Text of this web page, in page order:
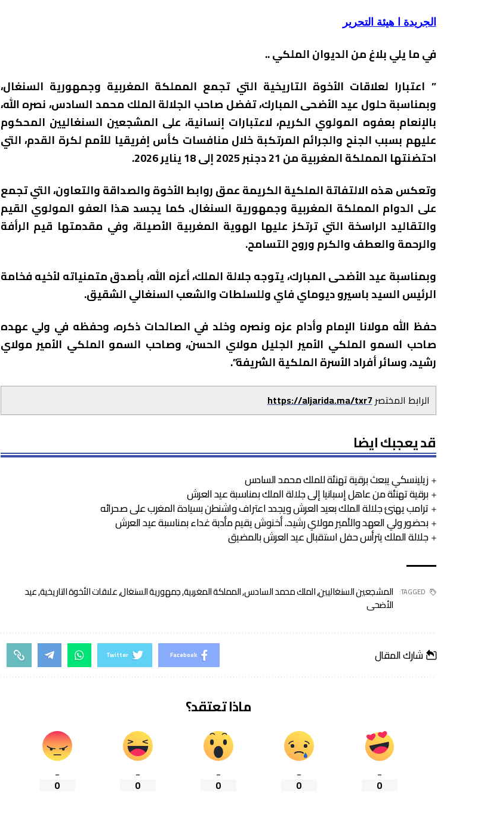
الجريدة ا هيئة التحرير
في ما يلي بلاغ من الديوان الملكي ..
” اعتبارا لعلاقات الأخوة التاريخية التي تجمع المملكة المغربية وجمهورية السنغال،
وبمناسبة حلول عيد الأضحى المبارك، تفضل صاحب الجلالة الملك محمد السادس، نصره الله،
بالإنعام بعفوه المولوي الكريم، لاعتبارات إنسانية، على المشجعين السنغاليين المحكوم
عليهم بسبب الجنح والجرائم المرتكبة خلال منافسات كأس إفريقيا للأمم لكرة القدم، التي
احتضنتها المملكة المغربية من 21 دجنبر 2025 إلى 18 يناير 2026.
وتعكس هذه الالتفاتة الملكية الكريمة عمق روابط الأخوة والصداقة والتعاون، التي تجمع
على الدوام المملكة المغربية وجمهورية السنغال. كما يجسد هذا العفو المولوي القيم
والتقاليد الراسخة التي ترتكز عليها الهوية المغربية الأصيلة، وفي مقدمتها قيم الرأفة
والرحمة والعطف والكرم وروح التسامح.
وبمناسبة عيد الأضحى المبارك، يتوجه جلالة الملك، أعزه الله، بأصدق متمنياته لأخيه فخامة
الرئيس السيد باسيرو ديوماي فاي وللسلطات والشعب السنغالي الشقيق.
حفظ الله مولانا الإمام وأدام عزه ونصره وخلد في الصالحات ذكره، وحفظه في ولي عهده
صاحب السمو الملكي الأمير الجليل مولاي الحسن، وصاحب السمو الملكي الأمير مولاي
رشيد، وسائر أفراد الأسرة الملكية الشريفة”.
الرابط المختصرhttps://aljarida.ma/txr7
قد يعجبك ايضا
زيلينسكي يبعث برقية تهنئة للملك محمد السادس
برقية تهنئة من عاهل إسبانيا إلى جلالة الملك بمناسبة عيد العرش
ترامب يهنئ جلالة الملك بعيد العرش ويجدد اعتراف واشنطن بسيادة المغرب على صحرائه
بحضور ولي العهد والأمير مولاي رشيد.. أخنوش يقيم مأدبة غداء بمناسبة عيد العرش
جلالة الملك يترأس حفل استقبال عيد العرش بالمضيق
TAGGED: المشجعين السنغاليين,الملك محمد السادس,المملكة المغربية,جمهورية السنغال,علاقات الأخوة التاريخية,عيد
الأضحى
شارك المقال Facebook
Twitter
ماذا تعتقد؟
_
0
_
0
_
0
_
0
_
0